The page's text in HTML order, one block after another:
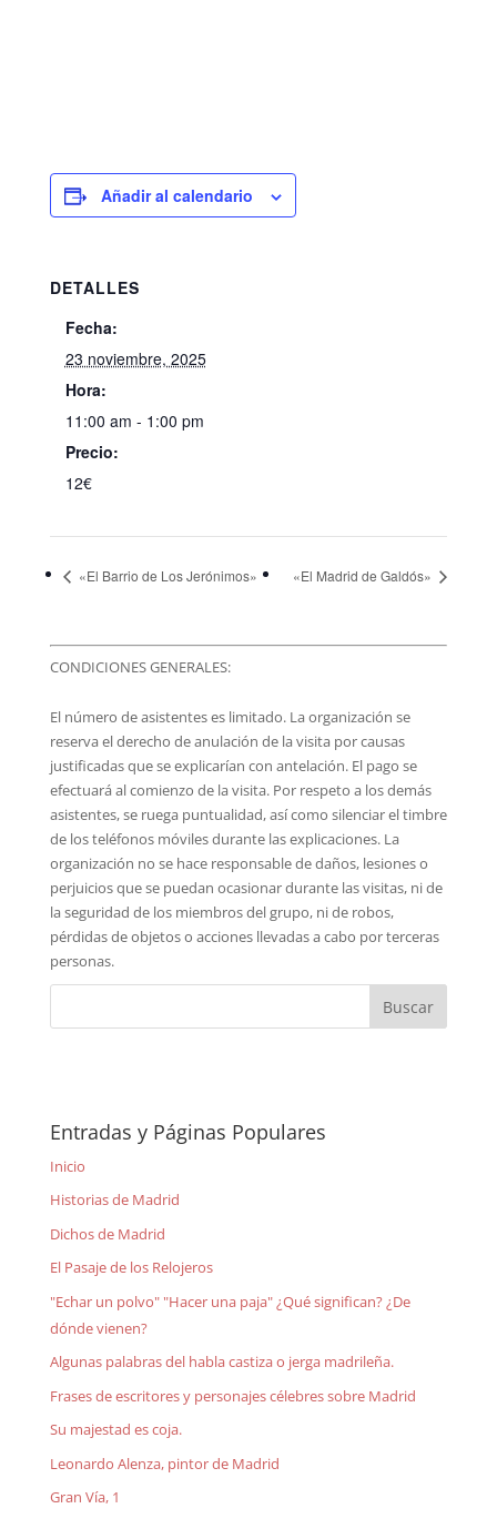
Añadir al calendario
DETALLES
Fecha:
23 noviembre, 2025
Hora:
11:00 am - 1:00 pm
Precio:
12€
«El Barrio de Los Jerónimos» «El Madrid de Galdós»
CONDICIONES GENERALES:
El número de asistentes es limitado. La organización se
reserva el derecho de anulación de la visita por causas
justificadas que se explicarían con antelación. El pago se
efectuará al comienzo de la visita. Por respeto a los demás
asistentes, se ruega puntualidad, así como silenciar el timbre
de los teléfonos móviles durante las explicaciones. La
organización no se hace responsable de daños, lesiones o
perjuicios que se puedan ocasionar durante las visitas, ni de
la seguridad de los miembros del grupo, ni de robos,
pérdidas de objetos o acciones llevadas a cabo por terceras
personas.
Entradas y Páginas Populares
Inicio
Historias de Madrid
Dichos de Madrid
El Pasaje de los Relojeros
"Echar un polvo" "Hacer una paja" ¿Qué significan? ¿De
dónde vienen?
Algunas palabras del habla castiza o jerga madrileña.
Frases de escritores y personajes célebres sobre Madrid
Su majestad es coja.
Leonardo Alenza, pintor de Madrid
Gran Vía, 1